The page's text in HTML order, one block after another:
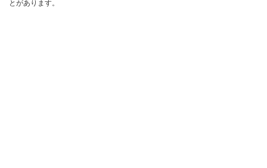
とがあります。